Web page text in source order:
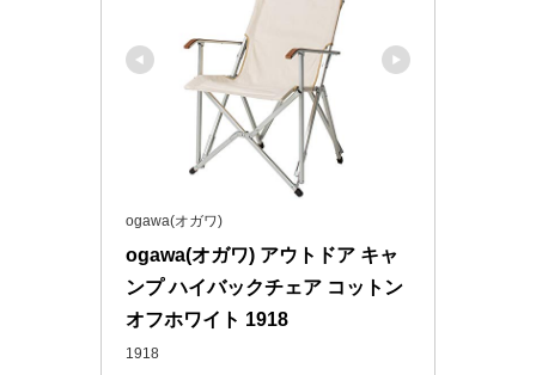
ogawa(オガワ)
ogawa(オガワ) アウトドア キャ
ンプ ハイバックチェア コットン
オフホワイト 1918
1918